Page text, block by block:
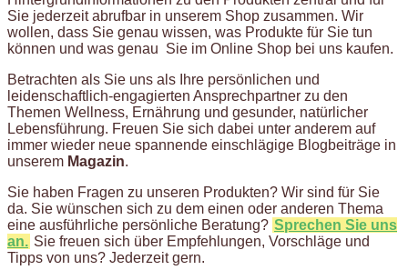
Sie jederzeit abrufbar in unserem Shop zusammen. Wir
wollen, dass Sie genau wissen, was Produkte für Sie tun
können und was genau Sie im Online Shop bei uns kaufen.
Betrachten als Sie uns als Ihre persönlichen und
leidenschaftlich-engagierten Ansprechpartner zu den
Themen Wellness, Ernährung und gesunder, natürlicher
Lebensführung. Freuen Sie sich dabei unter anderem auf
immer wieder neue spannende einschlägige Blogbeiträge in
unserem Magazin.
Sie haben Fragen zu unseren Produkten? Wir sind für Sie
da. Sie wünschen sich zu dem einen oder anderen Thema
eine ausführliche persönliche Beratung? Sprechen Sie uns
an. Sie freuen sich über Empfehlungen, Vorschläge und
Tipps von uns? Jederzeit gern.